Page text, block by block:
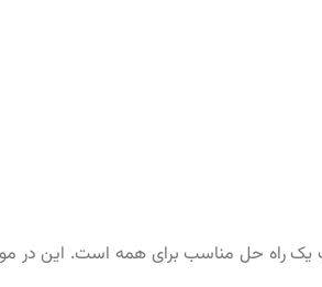
یک راه حل مناسب برای همه است. این در